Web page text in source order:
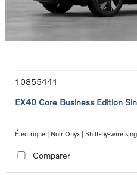
10855441
EX40 Core Business Edition
Électrique | Noir Onyx | Shift-by-wire
Comparer